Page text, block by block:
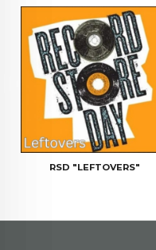
RSD "LEFTOVERS"